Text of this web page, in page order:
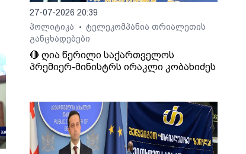
27-07-2026 20:39
პოლიტიკა
•
ტელეკომპანია თრიალეთის
განცხადებები
🔴 ღია წერილი საქართველოს
პრემიერ-მინისტრს ირაკლი კობახიძეს